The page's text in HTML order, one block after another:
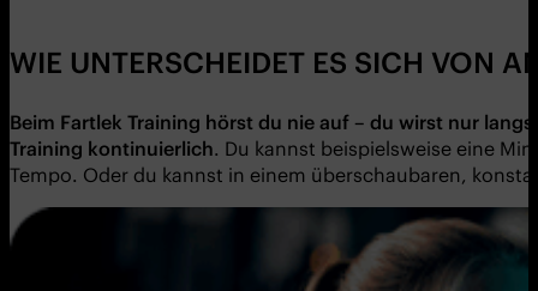
WIE UNTERSCHEIDET ES SICH VON
Beim Fartlek Training hörst du nie auf – du wirst nur
Training kontinuierlich. Du kannst beispielsweise eine
Tempo. Oder du kannst in einem überschaubaren,